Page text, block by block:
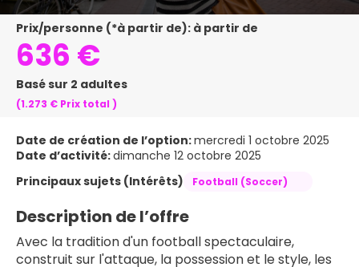
Prix/personne (*à partir de): à partir de
636 €
Basé sur 2 adultes
(1.273 € Prix ​​total )
Date de création de l’option:mercredi 1 octobre 2025
Date d’activité:dimanche 12 octobre 2025
Principaux sujets (Intérêts)
Football (Soccer)
Description de l’offre
Avec la tradition d'un football spectaculaire,